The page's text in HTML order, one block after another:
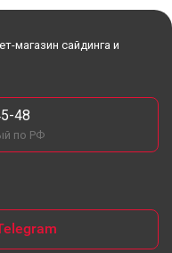
магазин сайдинга и
48
по РФ